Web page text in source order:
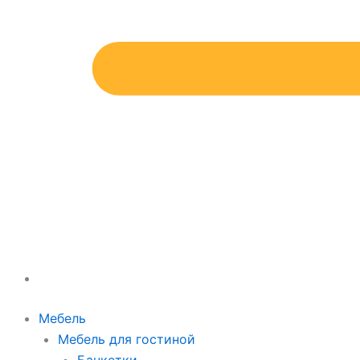
Мебель
Мебель для гостиной